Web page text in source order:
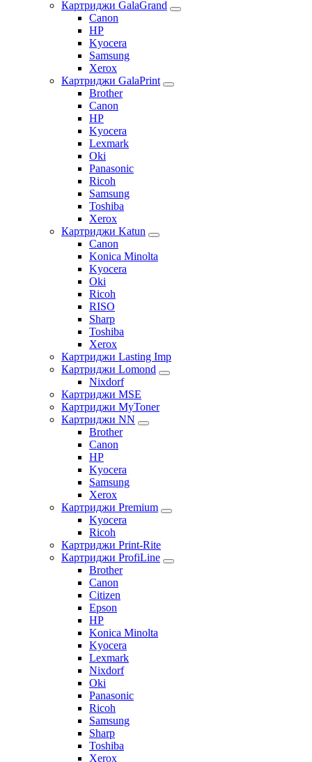
Картриджи GalaGrand
Canon
HP
Kyocera
Samsung
Xerox
Картриджи GalaPrint
Brother
Canon
HP
Kyocera
Lexmark
Oki
Panasonic
Ricoh
Samsung
Toshiba
Xerox
Картриджи Katun
Canon
Konica Minolta
Kyocera
Oki
Ricoh
RISO
Sharp
Toshiba
Xerox
Картриджи Lasting Imp
Картриджи Lomond
Nixdorf
Картриджи MSE
Картриджи MyToner
Картриджи NN
Brother
Canon
HP
Kyocera
Samsung
Xerox
Картриджи Premium
Kyocera
Ricoh
Картриджи Print-Rite
Картриджи ProfiLine
Brother
Canon
Citizen
Epson
HP
Konica Minolta
Kyocera
Lexmark
Nixdorf
Oki
Panasonic
Ricoh
Samsung
Sharp
Toshiba
Xerox